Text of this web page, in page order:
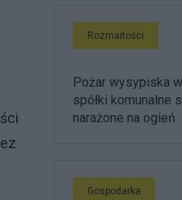
Rozmaitości
Pożar wysypiska
spółki komunalne
narażone na ogień
Gospodarka